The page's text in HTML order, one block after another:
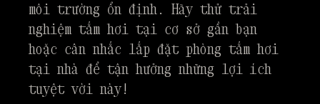
môi trường ổn định. Hãy thử trải
nghiệm tắm hơi tại cơ sở gần bạn
hoặc cân nhắc lắp đặt phòng tắm hơi
tại nhà để tận hưởng những lợi ích
tuyệt vời này!